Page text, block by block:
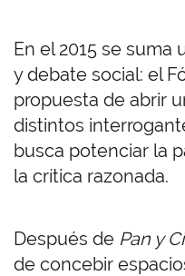
En el 2015 se
y debate social: el
propuesta de abrir
distintos
busca potenciar la
la crítica razonada.
Después de Pan y
de concebir